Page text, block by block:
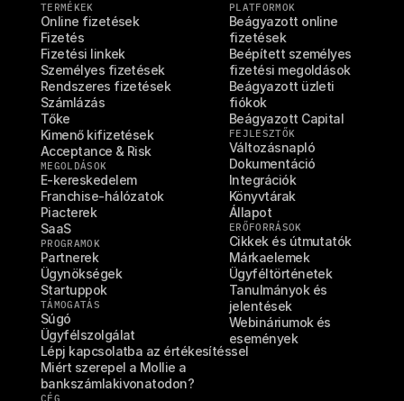
TERMÉKEK
Online fizetések
Fizetés
Fizetési linkek
Személyes fizetések
Rendszeres fizetések
Számlázás
Tőke
Kimenő kifizetések
Acceptance & Risk
MEGOLDÁSOK
E-kereskedelem
Franchise-hálózatok
Piacterek
SaaS
PROGRAMOK
Partnerek
Ügynökségek
Startuppok
TÁMOGATÁS
Súgó
Ügyfélszolgálat
Lépj kapcsolatba az értékesítéssel
Miért szerepel a Mollie a
bankszámlakivonatodon?
CÉG
PLATFORMOK
Beágyazott online
fizetések
Beépített személyes
fizetési megoldások
Beágyazott üzleti
fiókok
Beágyazott Capital
FEJLESZTŐK
Változásnapló
Dokumentáció
Integrációk
Könyvtárak
Állapot
ERŐFORRÁSOK
Cikkek és útmutatók
Márkaelemek
Ügyféltörténetek
Tanulmányok és
jelentések
Webináriumok és
események